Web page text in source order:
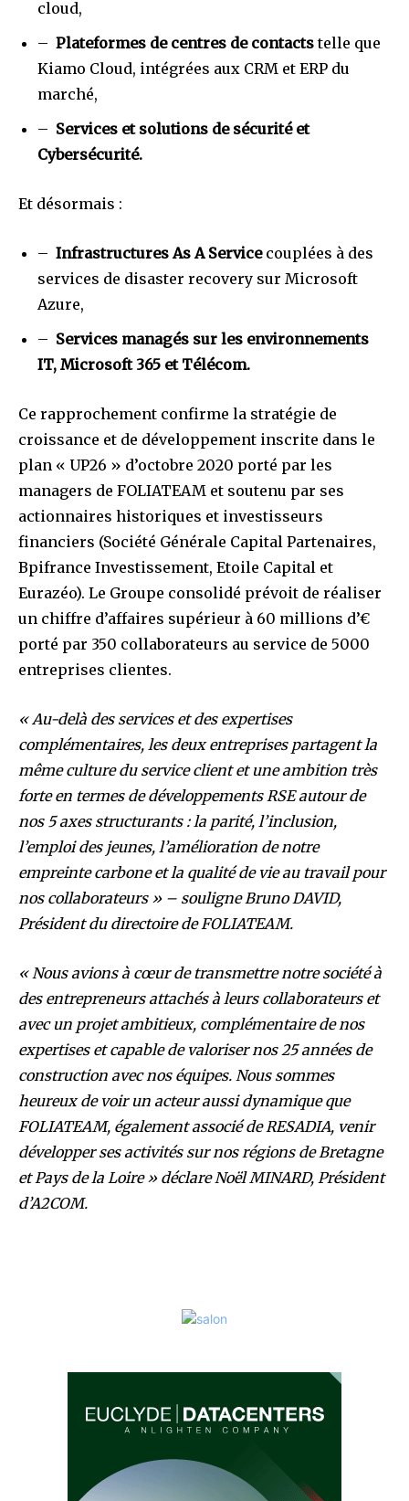
cloud,
– Plateformes de centres de contactstelle que
Kiamo Cloud, intégrées aux CRM et ERP du
marché,
– Services et solutions de sécurité et
Cybersécurité.
Et désormais :
– Infrastructures As A Service couplées à des
services de disaster recovery sur Microsoft
Azure,
– Services managés sur les environnements
IT, Microsoft 365 et Télécom.
Ce rapprochement confirme la stratégie de
croissance et de développement inscrite dans le
plan « UP26 » d’octobre 2020 porté par les
managers de FOLIATEAM et soutenu par ses
actionnaires historiques et investisseurs
financiers (Société Générale Capital Partenaires,
Bpifrance Investissement, Etoile Capital et
Eurazéo). Le Groupe consolidé prévoit de réaliser
un chiffre d’affaires supérieur à 60 millions d’€
porté par 350 collaborateurs au service de 5000
entreprises clientes.
« Au-delà des services et des expertises
complémentaires, les deux entreprises partagent la
même culture du service client et une ambition très
forte en termes de développements RSE autour de
nos 5 axes structurants : la parité, l’inclusion,
l’emploi des jeunes, l’amélioration de notre
empreinte carbone et la qualité de vie au travail pour
nos collaborateurs » – souligne Bruno DAVID,
Président du directoire de FOLIATEAM.
« Nous avions à cœur de transmettre notre société à
des entrepreneurs attachés à leurs collaborateurs et
avec un projet ambitieux, complémentaire de nos
expertises et capable de valoriser nos 25 années de
construction avec nos équipes. Nous sommes
heureux de voir un acteur aussi dynamique que
FOLIATEAM, également associé de RESADIA, venir
développer ses activités sur nos régions de Bretagne
et Pays de la Loire » déclare Noël MINARD, Président
d’A2COM.